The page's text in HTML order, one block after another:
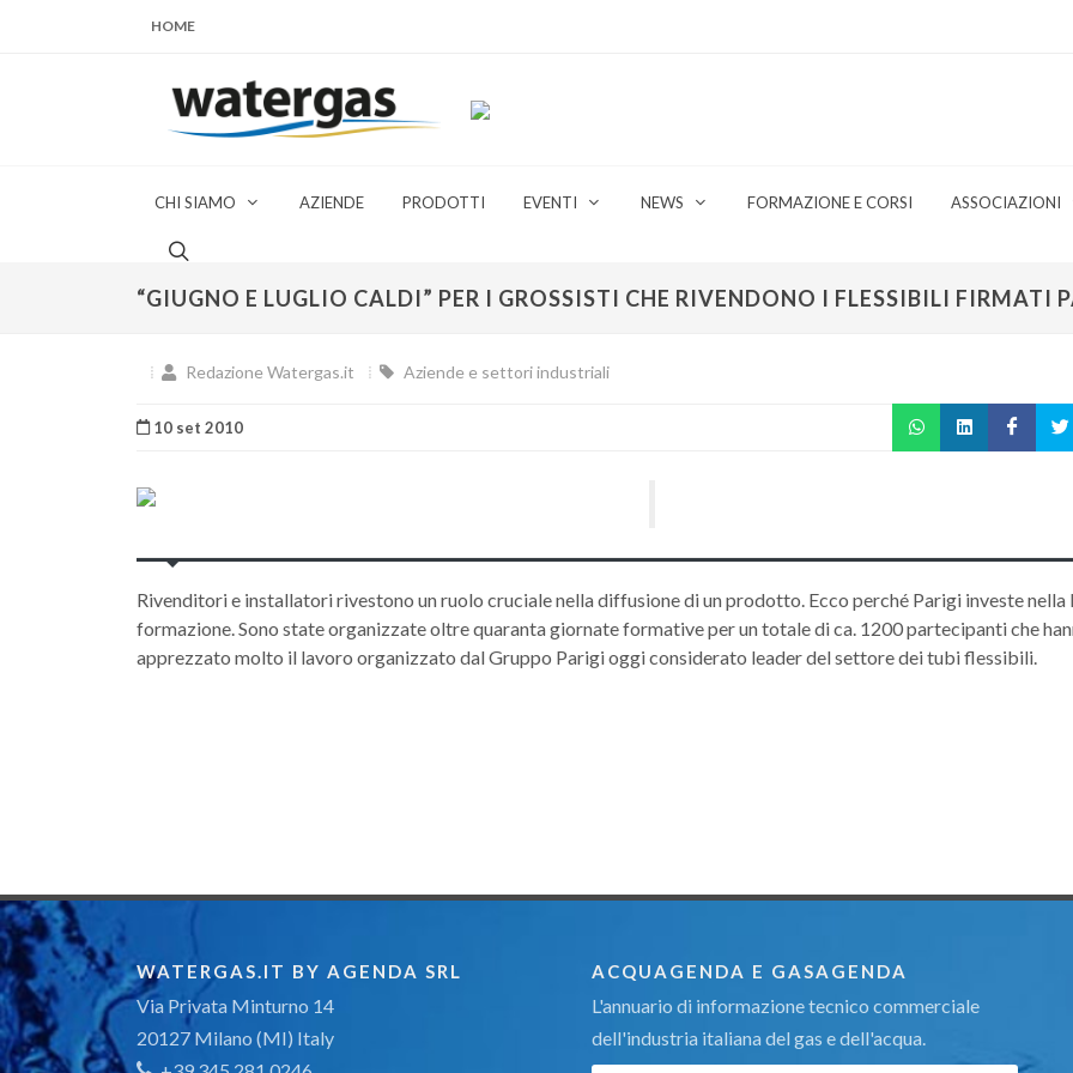
HOME
CHI SIAMO AZIENDE PRODOTTI EVENTI NEWS FORMAZIONE E CORSI ASSOCIAZIONI
“GIUGNO E LUGLIO CALDI” PER I GROSSISTI CHE RIVENDONO I FLESSIBILI FIRMATI
Redazione Watergas.it Aziende e settori industriali
10 set 2010
Rivenditori e installatori rivestono un ruolo cruciale nella diffusione di un prodotto. Ecco perché Parigi investe nella
formazione. Sono state organizzate oltre quaranta giornate formative per un totale di ca. 1200 partecipanti che
apprezzato molto il lavoro organizzato dal Gruppo Parigi oggi considerato leader del settore dei tubi flessibili.
WATERGAS.IT BY AGENDA SRL
Via Privata Minturno 14
20127 Milano (MI) Italy
ACQUAGENDA E GASAGENDA
L'annuario di informazione tecnico commerciale
dell'industria italiana del gas e dell'acqua.